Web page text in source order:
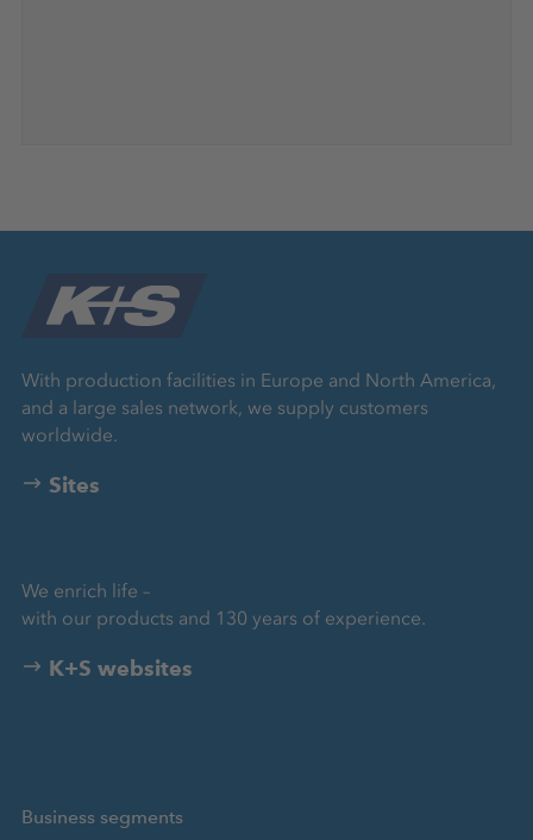
With production facilities in Europe and North America,
and a large sales network, we supply customers
worldwide.
Sites
We enrich life –
with our products and 130 years of experience.
K+S websites
Business segments